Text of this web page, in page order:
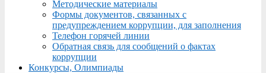
Методические материалы
Формы документов, связанных с
предупреждением коррупции, для заполнения
Телефон горячей линии
Обратная связь для сообщений о фактах
коррупции
Конкурсы, Олимпиады